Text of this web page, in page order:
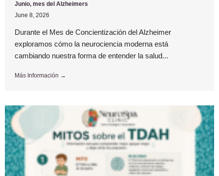
Junio, mes del Alzheimers
June 8, 2026
Durante el Mes de Concientización del Alzheimer
exploramos cómo la neurociencia moderna está
cambiando nuestra forma de entender la salud...
Más Información →